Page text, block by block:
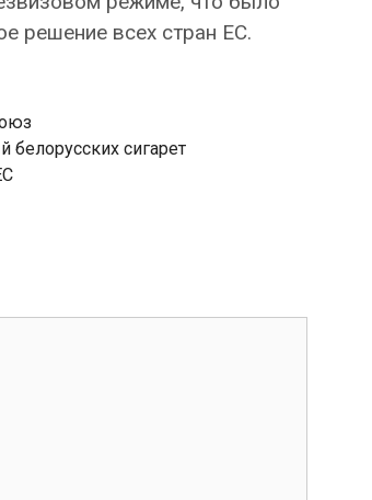
решение всех стран ЕС.
белорусских сигарет